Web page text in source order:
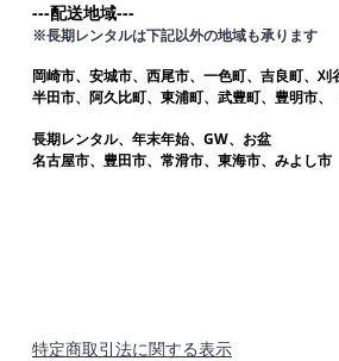
---配送地域---​
※長期レンタルは下記以外の地域も承ります
岡崎市、安城市、西尾市、一色町、吉良町、刈
半田市、阿久比町、東浦町、武豊町、豊明市、
長期レンタル、年末年始、GW、お盆
名古屋市、豊田市、常滑市、東海市、みよし市
​特定商取引法に関する表示